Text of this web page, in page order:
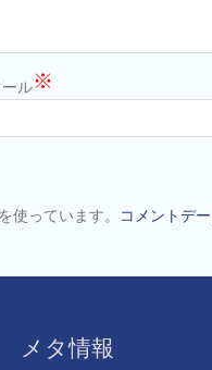
ール※
使っています。 コメントデ
メタ情報